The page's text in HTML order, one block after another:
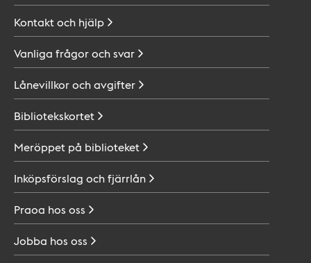
Kontakt och hjälp
Vanliga frågor ochsvar
Lånevillkor ochavgifter
Bibliotekskortet
Meröppet på biblioteket
Inköpsförslag ochfjärrlån
Praoa hos oss
Jobba hos oss